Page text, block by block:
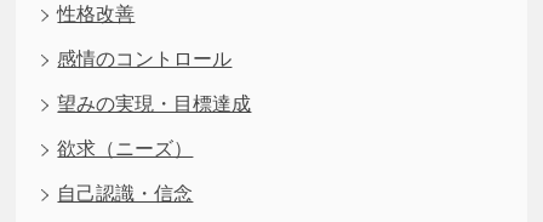
性格改善
感情のコントロール
望みの実現・目標達成
欲求（ニーズ）
自己認識・信念